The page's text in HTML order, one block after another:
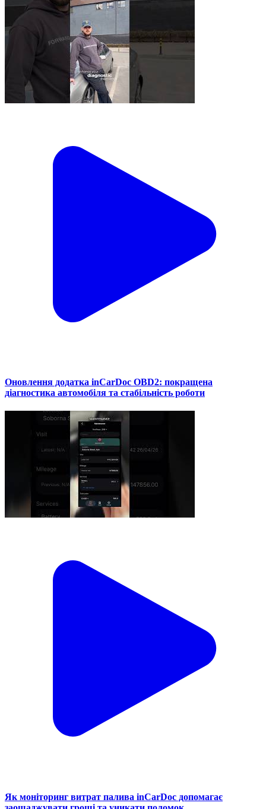
Оновлення додатка inCarDoc OBD2: покращена
діагностика автомобіля та стабільність роботи
Як моніторинг витрат палива inCarDoc допомагає